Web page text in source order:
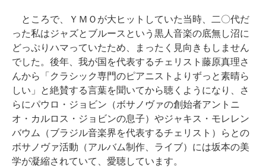
ところで、ＹＭＯが大ヒットしていた当時、二〇代だ
った私はジャズとブルースという黒人音楽の底無し沼に
どっぷりハマっていたため、まったく見向きもしません
でした。後年、我が国を代表するチェリスト藤原真理さ
んから「クラシック専門のピアニストよりずっと素晴ら
しい」と絶賛する言葉を聞いてから聴くようになり、さ
らにパウロ・ジョビン（ボサノヴァの創始者アントニ
オ・カルロス・ジョビンの息子）やジャキス・モレレン
バウム（ブラジル音楽界を代表するチェリスト）らとの
ボサノヴァ活動（アルバム制作、ライブ）には坂本の美
学が凝縮されていて、愛聴しています。